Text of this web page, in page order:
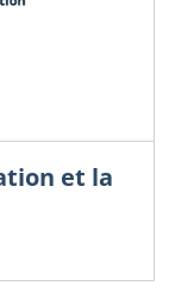
et la